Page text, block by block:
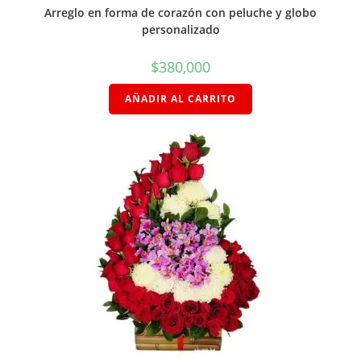
Arreglo en forma de corazón con peluche y globo
personalizado
$380,000
AÑADIR AL CARRITO